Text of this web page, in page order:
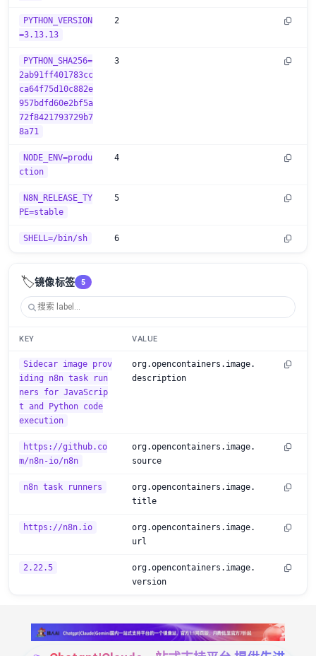
PYTHON_VERSION
=3.13.13
2
PYTHON_SHA256=
2ab91ff401783cc
ca64f75d10c882e
957bdfd60e2bf5a
72f8421793729b7
8a71
3
NODE_ENV=produ
ction
4
N8N_RELEASE_TY
PE=stable
5
SHELL=/bin/sh 6
🏷️镜像标签 5
KEY VALUE
Sidecar image prov
iding n8n task run
ners for JavaScrip
t and Python code
execution
org.opencontainers.image.
description
https://github.co
m/n8n-io/n8n
org.opencontainers.image.
source
n8n task runners
org.opencontainers.image.
title
https://n8n.io
org.opencontainers.image.
url
2.22.5
org.opencontainers.image.
version